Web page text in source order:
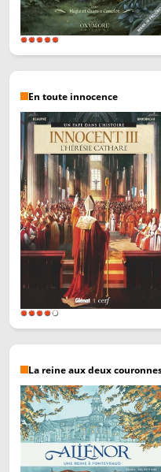
En toute innocence
La reine aux deux